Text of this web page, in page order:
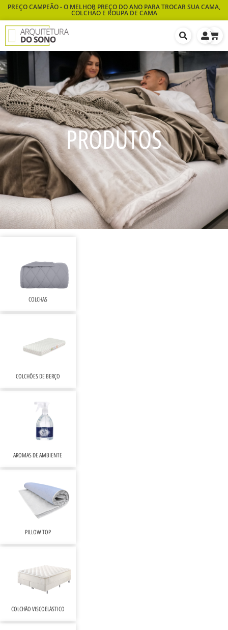
PREÇO CAMPEÃO - O MELHOR PREÇO DO ANO PARA TROCAR SUA CAMA,
COLCHÃO E ROUPA DE CAMA
PRODUTOS
COLCHÃO VISCOELÁSTICO
PILLOW TOP
AROMAS DE AMBIENTE
COLCHÕES DE BERÇO
COLCHAS